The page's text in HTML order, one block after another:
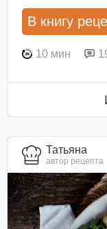
В книгу
10 мин
Татьяна
автор рецепта